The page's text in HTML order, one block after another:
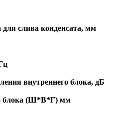
слива конденсата, мм
внутреннего блока, дБ
блока (Ш*В*Г) мм